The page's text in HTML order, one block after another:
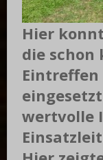
Hier
die schon
wertvolle